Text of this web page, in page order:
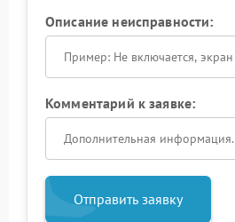
Описание неисправности:
Комментарий к заявке:
Отправить заявку